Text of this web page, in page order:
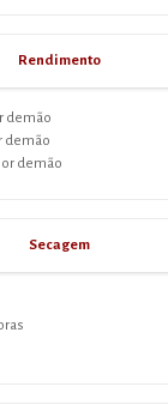
Rendimento
demão
demão
demão
Secagem